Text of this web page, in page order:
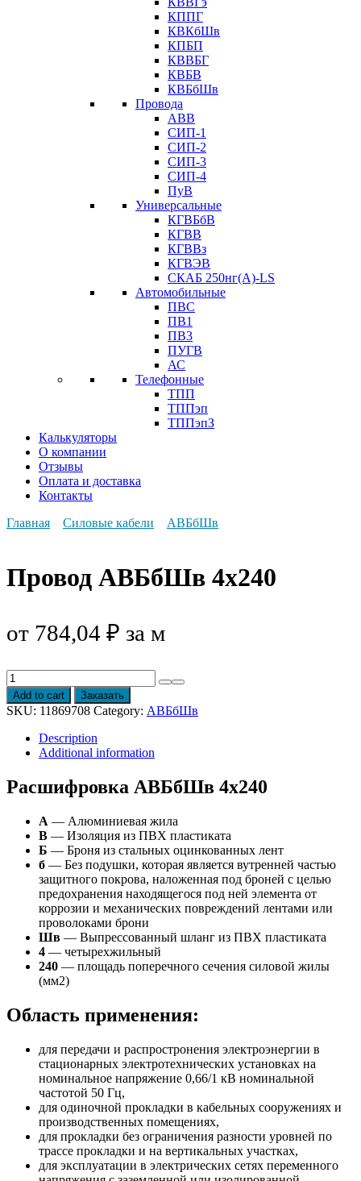
КППГ
КВКбШв
КПБП
КВВБГ
КВБВ
КВБбШв
Провода
АВВ
СИП-1
СИП-2
СИП-3
СИП-4
ПуВ
Универсальные
КГВБбВ
КГВВ
КГВВз
КГВЭВ
СКАБ 250нг(А)-LS
Автомобильные
ПВС
ПВ1
ПВ3
ПУГВ
АС
Телефонные
ТПП
ТППэп
ТППэпЗ
Калькуляторы
О компании
Отзывы
Оплата и доставка
Контакты
Главная
Силовые кабели АВБбШв
Провод АВБбШв 4х240
от 784,04 ₽ за м
Провод
АВБбШв
4х240
quantity
Add to cart Заказать
SKU: 11869708 Category: АВБбШв
Description
Additional information
Расшифровка АВБбШв 4х240
А — Алюминиевая жила
В — Изоляция из ПВХ пластиката
Б — Броня из стальных оцинкованных лент
б — Без подушки, которая является вутренней частью
защитного покрова, наложенная под броней с целью
предохранения находящегося под ней элемента от
коррозии и механических повреждений лентами или
проволоками брони
Шв — Выпрессованный шланг из ПВХ пластиката
4 — четырехжильный
240 — площадь поперечного сечения силовой жилы
(мм2)
Область применения:
для передачи и распростронения электроэнергии в
стационарных электротехнических установках на
номинальное напряжение 0,66/1 кВ номинальной
частотой 50 Гц,
для одиночной прокладки в кабельных сооружениях и
производственных помещениях,
для прокладки без ограничения разности уровней по
трассе прокладки и на вертикальных участках,
для эксплуатации в электрических сетях переменного